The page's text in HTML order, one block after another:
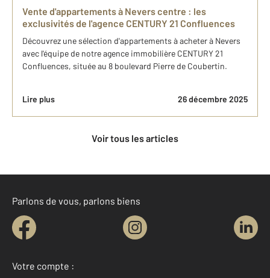
Vente d'appartements à Nevers centre : les
exclusivités de l'agence CENTURY 21 Confluences
Découvrez une sélection d'appartements à acheter à Nevers
avec l'équipe de notre agence immobilière CENTURY 21
Confluences, située au 8 boulevard Pierre de Coubertin.
Lire plus 26 décembre 2025
Voir tous les articles
Parlons de vous, parlons biens
Votre compte :